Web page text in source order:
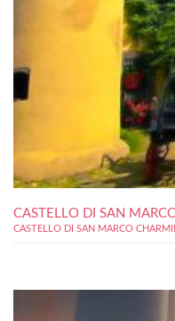
CASTELLO DI SAN
CASTELLO DI SAN MARCO